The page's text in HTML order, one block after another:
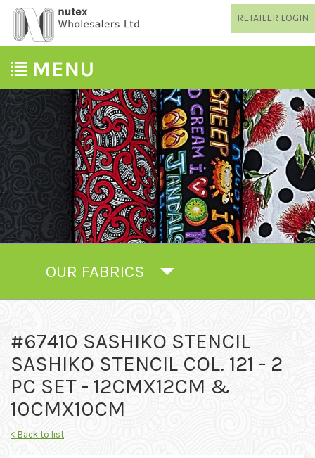
RETAILER LOGIN
OUR FABRICS
#67410 SASHIKO STENCIL
SASHIKO STENCIL COL. 121 - 2
PC SET - 12CMX12CM &
10CMX10CM
< Back to list